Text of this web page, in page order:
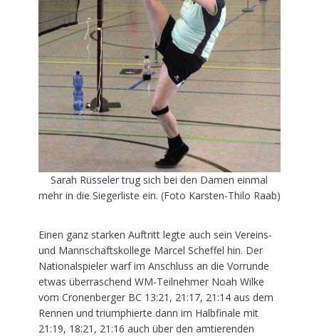
Sarah Rüsseler trug sich bei den Damen einmal
mehr in die Siegerliste ein. (Foto Karsten-Thilo Raab)
Einen ganz starken Auftritt legte auch sein Vereins-
und Mannschaftskollege Marcel Scheffel hin. Der
Nationalspieler warf im Anschluss an die Vorrunde
etwas überraschend WM-Teilnehmer Noah Wilke
vom Cronenberger BC 13:21, 21:17, 21:14 aus dem
Rennen und triumphierte dann im Halbfinale mit
21:19, 18:21, 21:16 auch über den amtierenden